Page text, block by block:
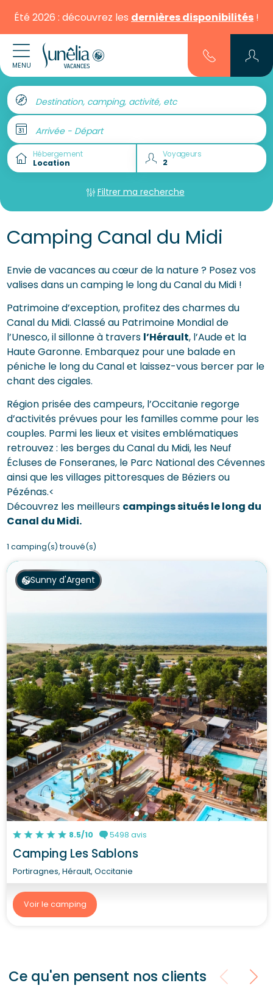
Été 2026 : découvrez les dernières disponibilités !
MENU
Destination, camping, activité, etc
Arrivée - Départ
Hébergement Voyageurs
Filtrer ma recherche
Camping Canal du Midi
Envie de vacances au cœur de la nature ? Posez vos
valises dans un camping le long du Canal du Midi !
Patrimoine d’exception, profitez des charmes du
Canal du Midi. Classé au Patrimoine Mondial de
l’Unesco, il sillonne à travers l’Hérault, l’Aude et la
Haute Garonne. Embarquez pour une balade en
péniche le long du Canal et laissez-vous bercer par le
chant des cigales.
Région prisée des campeurs, l’Occitanie regorge
d’activités prévues pour les familles comme pour les
couples. Parmi les lieux et visites emblématiques
retrouvez : les berges du Canal du Midi, les Neuf
Écluses de Fonseranes, le Parc National des Cévennes
ainsi que les villages pittoresques de Béziers ou
Pézénas.<
Découvrez les meilleurs campings situés le long du
Canal du Midi.
1 camping(s) trouvé(s)
Sunny d'Argent
8.5/10 5498 avis
Camping Les Sablons
Portiragnes, Hérault, Occitanie
Voir le camping
Ce qu'en pensent nos clients